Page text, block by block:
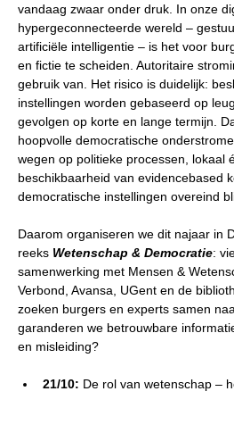
vandaag zwaar onder druk. In onze
hypergeconnecteerde wereld –
artificiële intelligentie – is het voor
en fictie te scheiden. Autoritaire
gebruik van. Het risico is duidelijk:
instellingen worden gebaseerd op
gevolgen op korte en lange termijn.
hoopvolle democratische
wegen op politieke processen, lokaal
beschikbaarheid van evidencebased
democratische instellingen overeind
Daarom organiseren we dit najaar in
reeks Wetenschap & Democratie:
samenwerking met Mensen &
Verbond, Avansa, UGent en de
zoeken burgers en experts samen
garanderen we betrouwbare
en misleiding?
21/10: De rol van wetenschap –